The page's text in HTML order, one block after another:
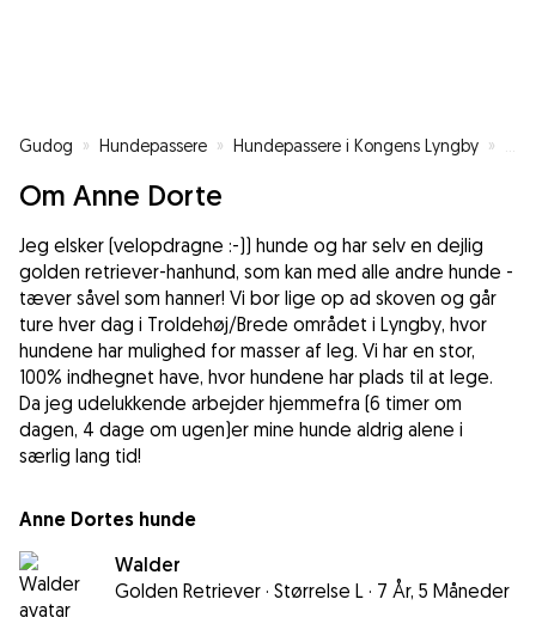
Gudog » Hundepassere » Hundepassere i Kongens Lyngby »
Om Anne Dorte
Jeg elsker (velopdragne :-)) hunde og har selv en dejlig
golden retriever-hanhund, som kan med alle andre hunde -
tæver såvel som hanner! Vi bor lige op ad skoven og går
ture hver dag i Troldehøj/Brede området i Lyngby, hvor
hundene har mulighed for masser af leg. Vi har en stor,
100% indhegnet have, hvor hundene har plads til at lege.
Da jeg udelukkende arbejder hjemmefra (6 timer om
dagen, 4 dage om ugen)er mine hunde aldrig alene i
særlig lang tid!
Anne Dortes hunde
Walder
Golden Retriever · Størrelse L · 7 År, 5 Måneder